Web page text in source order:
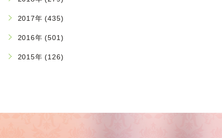
2017年 (435)
2016年 (501)
2015年 (126)